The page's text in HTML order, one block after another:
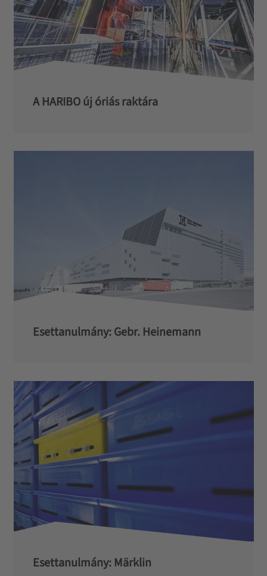
A HARIBO új óriás raktára
Esettanulmány: Gebr. Heinemann
Esettanulmány: Märklin